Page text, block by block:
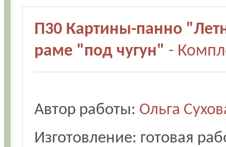
П30 Картины-панно
раме "под чугун" -
Автор работы: Ольга
Изготовление: готовая